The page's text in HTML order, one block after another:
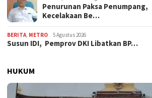
Penurunan Paksa Penumpang,
Kecelakaan Be…
BERITA, METRO 5 Agustus 2026
Susun IDI, Pemprov DKI Libatkan BP…
HUKUM